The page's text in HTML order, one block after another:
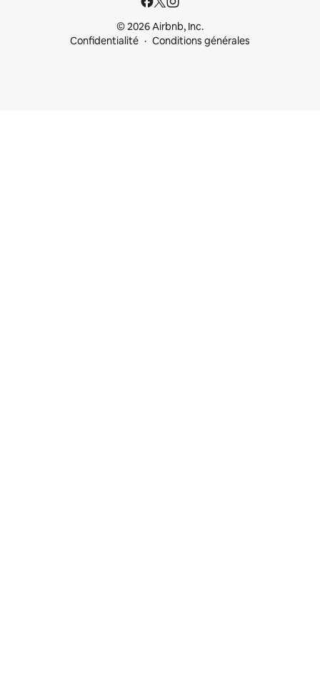
© 2026 Airbnb, Inc.
Confidentialité
Conditions générales